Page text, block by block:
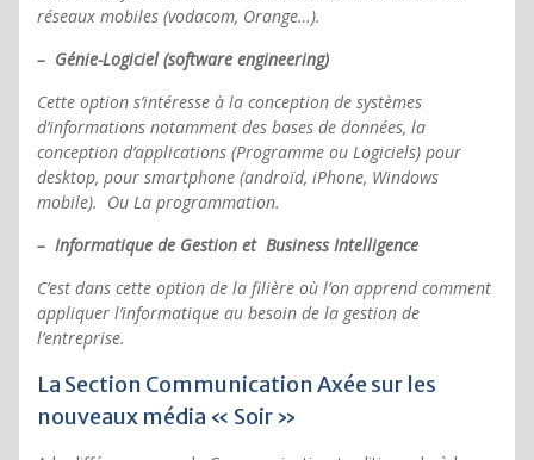
réseaux mobiles (vodacom, Orange…).
– Génie-Logiciel (software engineering)
Cette option s’intéresse à la conception de systèmes
d’informations notamment des bases de données, la
conception d’applications (Programme ou Logiciels) pour
desktop, pour smartphone (androïd, iPhone, Windows
mobile). Ou La programmation.
– Informatique de Gestion et Business Intelligence
C’est dans cette option de la filière où l’on apprend comment
appliquer l’informatique au besoin de la gestion de
l’entreprise.
La Section Communication Axée sur les
nouveaux média « Soir »